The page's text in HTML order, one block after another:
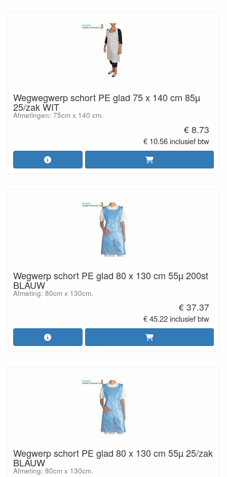
Wegwegwerp schort PE glad 75 x 140 cm 85µ
25/zak WIT
Afmetingen: 75cm x 140 cm.
€ 8.73
€ 10.56 inclusief btw
Wegwerp schort PE glad 80 x 130 cm 55µ 200st
BLAUW
Afmeting: 80cm x 130cm.
€ 37.37
€ 45.22 inclusief btw
Wegwerp schort PE glad 80 x 130 cm 55µ 25/zak
BLAUW
Afmeting: 80cm x 130cm.